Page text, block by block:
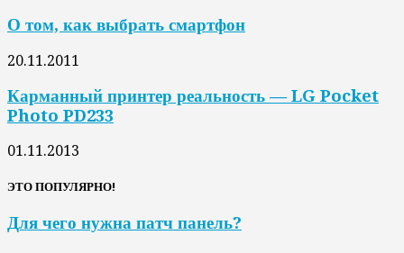
О том, как выбрать смартфон
20.11.2011
Карманный принтер реальность — LG Pocket
Photo PD233
01.11.2013
ЭТО ПОПУЛЯРНО!
Для чего нужна патч панель?